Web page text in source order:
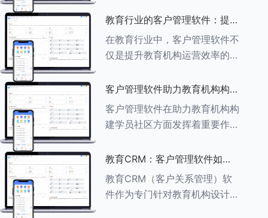
多种渠道，提升教育机构的市场
竞争力、客户满意度和运营效
率。以下是对这一策略的具体分
析： ###
教育行业的客户管理软件：提升
家长参与度的关键
在教育行业中，客户管理软件不
仅是提升教育机构运营效率的重
促进家校合作的关键。以下将详
细探讨如何通过教育行业的客户
管理软件来提升家长的参与度。
###
客户管理软件助力教育机构构建
学员社区
客户管理软件在助力教育机构构
建学员社区方面发挥着重要作
述其助力作用： ###一、学员
信息管理 客户管理软件具备强
大的学员信息管理功能，能够集
中存储
教育CRM：客户管理软件如何
增强教育品牌影响力
教育CRM（客户关系管理）软
件作为专门针对教育机构设计的